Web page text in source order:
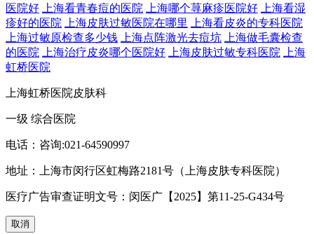
医院好
上海看青春痘的医院 上海哪个荨麻疹医院好
上海看湿
疹好的医院
上海皮肤过敏医院在哪里
上海看皮炎的专科医院
上海过敏原检查多少钱
上海点阵激光去痘坑
上海做毛囊检查
的医院
上海治疗皮炎哪个医院好 上海皮肤过敏专科医院
上海
虹桥医院
上海虹桥医院皮肤科
一级 综合医院
电话：咨询:021-64590997
地址：上海市闵行区虹梅路2181号（上海皮肤专科医院）
医疗广告审查证明文号：闵医广【2025】第11-25-G434号
取消